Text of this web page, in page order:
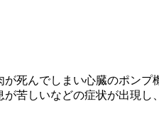
死んでしまい心臓のポン
苦しいなどの症状が出現